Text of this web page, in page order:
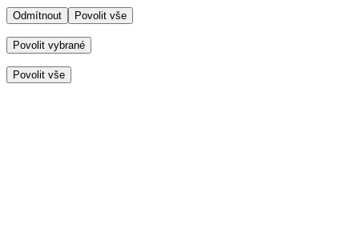
Odmítnout Povolit vše
Povolit vybrané
Povolit vše